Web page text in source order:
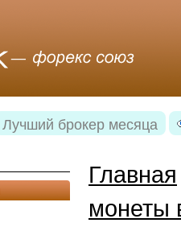
Лучший брокер месяца
Главная
монеты